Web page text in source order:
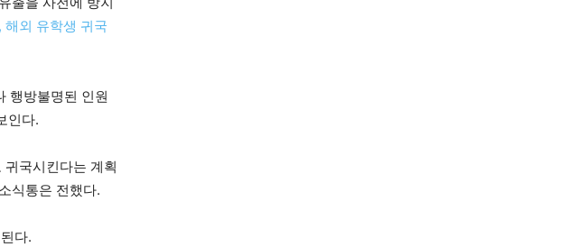
해외 유학생 귀국
행방불명된 인원
인다.
국시킨다는 계획
식통은 전했다.
다.